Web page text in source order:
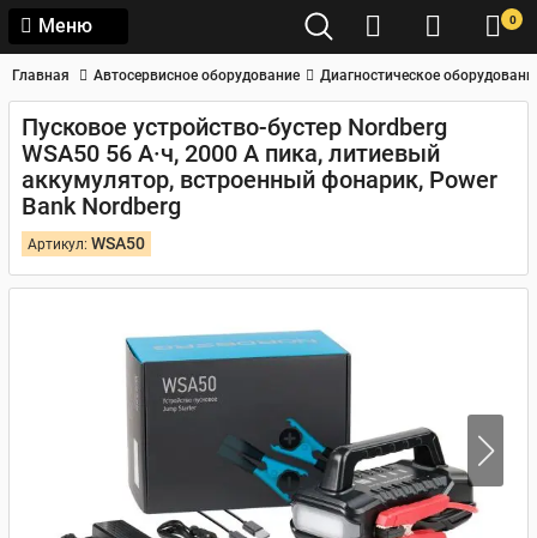
Меню 0
Главная Автосервисное оборудование Диагностическое
Пусковое устройство-бустер Nordberg
WSA50 56 А·ч, 2000 А пика, литиевый
аккумулятор, встроенный фонарик, Power
Bank Nordberg
Артикул: WSA50